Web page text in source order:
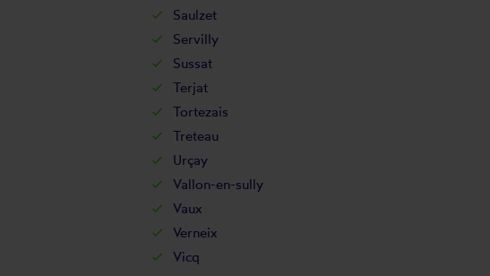
Saulzet
Servilly
Sussat
Terjat
Tortezais
Treteau
Urçay
Vallon-en-sully
Vaux
Verneix
Vicq